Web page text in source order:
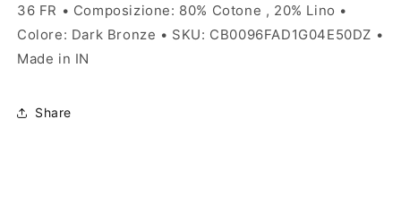
36 FR • Composizione: 80% Cotone , 20% Lino •
Colore: Dark Bronze • SKU: CB0096FAD1G04E50DZ •
Made in IN
Share